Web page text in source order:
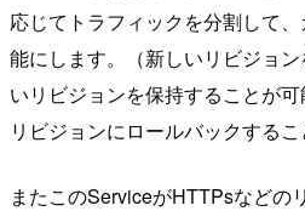
応じてトラフィックを分割して
能にします。（新しいリビジョ
いリビジョンを保持することが
リビジョンにロールバックするこ
またこのServiceがHTTPsなどの